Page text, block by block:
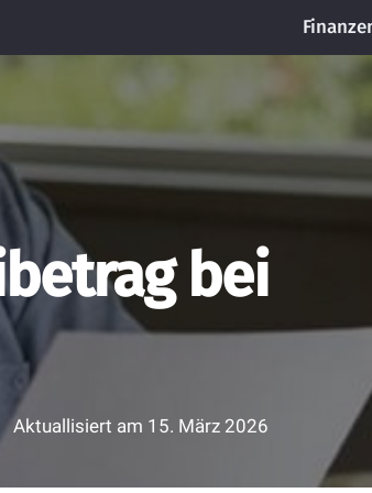
bei
Aktuallisiert am 15. März 2026